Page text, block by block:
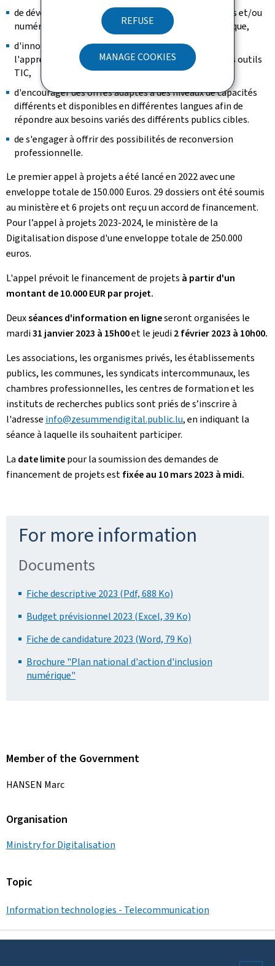
REFUSE
MANAGE COOKIES
de développer des supports analogiques, audiovisuels et/ou
numériques pour faciliter l'apprentissage du numérique,
d'innover et encourager des approches novatrices de
l'apprentissage et de la pratique du numérique et des outils
TIC,
d'encourager des offres adaptés à des niveaux de capacités
différents et disponibles en différentes langues afin de
répondre aux besoins variés des différents publics cibles.
de s'engager à offrir des possibilités de reconversion
professionnelle.
Le premier appel à projets a été lancé en 2022 avec une
enveloppe totale de 150.000 Euros. 29 dossiers ont été soumis
au ministère et 6 projets ont reçu un accord de financement.
Pour l’appel à projets 2023-2024, le ministère de la
Digitalisation dispose d'une enveloppe totale de 250.000
euros.
L'appel prévoit le financement de projets à partir d'un
montant de 10.000 EUR par projet.
Deuxséances d'information en ligneseront organisées le
mardi31 janvier 2023 à 15h00et le jeudi2 février 2023 à 10h00.
Les associations, les organismes privés, les établissements
publics, les communes, les syndicats intercommunaux, les
chambres professionnelles, les centres de formation et les
instituts de recherches publics sont priés de s’inscrire à
l'adresse info@zesummendigital.public.lu, en indiquant la
séance à laquelle ils souhaitent participer.
La date limitepour la soumission des demandes de
financement de projets estfixée au 10 mars 2023 à midi.
For more information
Documents
Fiche descriptive 2023 (Pdf, 688 Ko)
Budget prévisionnel 2023 (Excel, 39 Ko)
Fiche de candidature 2023 (Word, 79 Ko)
Brochure "Plan national d'action d'inclusion
numérique"
Member of the Government
HANSEN Marc
Organisation
Ministry for Digitalisation
Topic
Information technologies - Telecommunication